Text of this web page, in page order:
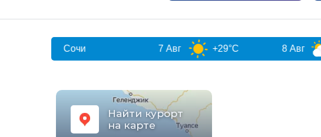
+29°C +28°C
Найти курорт
на карте